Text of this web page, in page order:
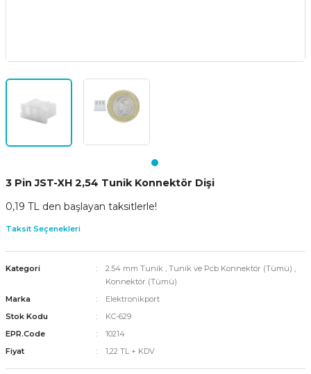
3 Pin JST-XH 2,54 Tunik Konnektör Dişi
0,19 TL den başlayan taksitlerle!
Taksit Seçenekleri
Kategori 2.54 mm Tunik , Tunik ve Pcb Konnektör (Tümü) ,
Konnektör (Tümü)
Marka
Elektronikport
Stok Kodu
KC-629
EPR.Code
10214
Fiyat
1,22 TL + KDV